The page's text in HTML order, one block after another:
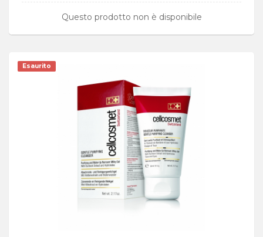
Questo prodotto non è disponibile
Esaurito